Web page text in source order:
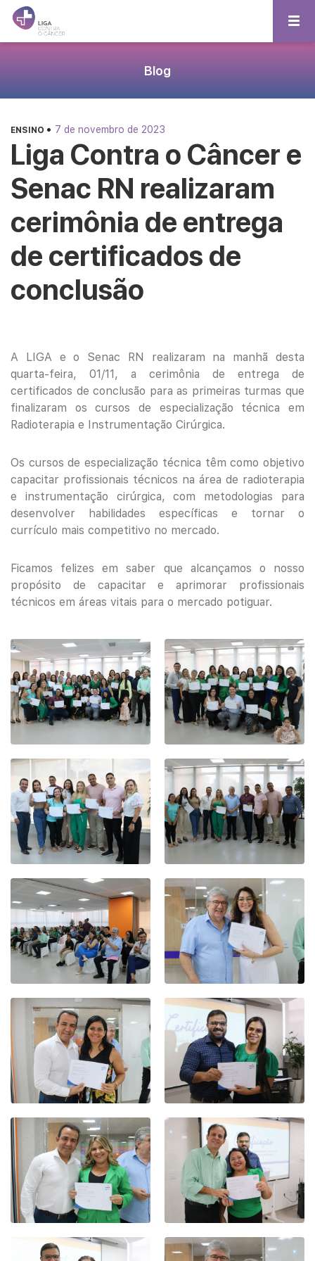
Blog
ENSINO • 7 de novembro de 2023
Liga Contra o Câncer e
Senac RN realizaram
cerimônia de entrega
de certificados de
conclusão
A LIGA e o Senac RN realizaram na manhã desta
quarta-feira, 01/11, a cerimônia de entrega de
certificados de conclusão para as primeiras turmas que
finalizaram os cursos de especialização técnica em
Radioterapia e Instrumentação Cirúrgica.
Os cursos de especialização técnica têm como objetivo
capacitar profissionais técnicos na área de radioterapia
e instrumentação cirúrgica, com metodologias para
desenvolver habilidades específicas e tornar o
currículo mais competitivo no mercado.
Ficamos felizes em saber que alcançamos o nosso
propósito de capacitar e aprimorar profissionais
técnicos em áreas vitais para o mercado potiguar.